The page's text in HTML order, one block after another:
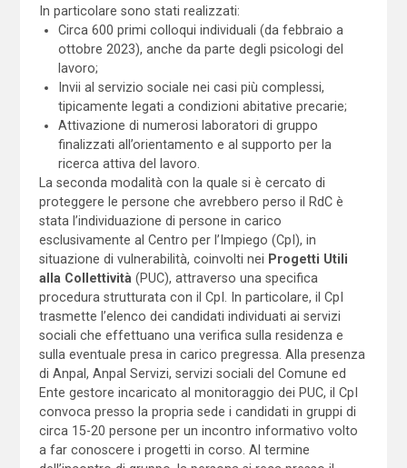
In particolare sono stati realizzati:
Circa 600 primi colloqui individuali (da febbraio a
ottobre 2023), anche da parte degli psicologi del
lavoro;
Invii al servizio sociale nei casi più complessi,
tipicamente legati a condizioni abitative precarie;
Attivazione di numerosi laboratori di gruppo
finalizzati all’orientamento e al supporto per la
ricerca attiva del lavoro.
La seconda modalità con la quale si è cercato di
proteggere le persone che avrebbero perso il RdC è
stata l’individuazione di persone in carico
esclusivamente al Centro per l’Impiego (CpI), in
situazione di vulnerabilità, coinvolti nei Progetti Utili
alla Collettività (PUC), attraverso una specifica
procedura strutturata con il CpI. In particolare, il CpI
trasmette l’elenco dei candidati individuati ai servizi
sociali che effettuano una verifica sulla residenza e
sulla eventuale presa in carico pregressa. Alla presenza
di Anpal, Anpal Servizi, servizi sociali del Comune ed
Ente gestore incaricato al monitoraggio dei PUC, il CpI
convoca presso la propria sede i candidati in gruppi di
circa 15-20 persone per un incontro informativo volto
a far conoscere i progetti in corso. Al termine